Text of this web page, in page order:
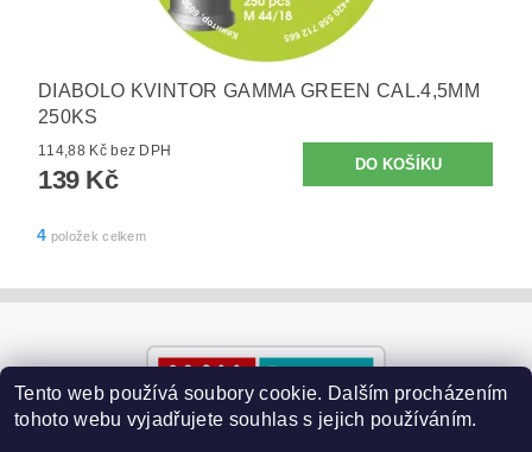
DIABOLO KVINTOR GAMMA GREEN CAL.4,5MM
250KS
114,88 Kč bez DPH
139 Kč
4 položek celkem
Tento web používá soubory cookie. Dalším procházením
tohoto webu vyjadřujete souhlas s jejich používáním.